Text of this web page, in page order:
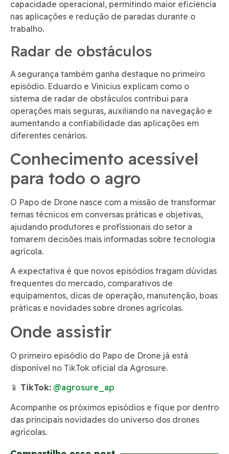
capacidade operacional, permitindo maior eficiência
nas aplicações e redução de paradas durante o
trabalho.
Radar de obstáculos
A segurança também ganha destaque no primeiro
episódio. Eduardo e Vinicius explicam como o
sistema de radar de obstáculos contribui para
operações mais seguras, auxiliando na navegação e
aumentando a confiabilidade das aplicações em
diferentes cenários.
Conhecimento acessível
para todo o agro
O Papo de Drone nasce com a missão de transformar
temas técnicos em conversas práticas e objetivas,
ajudando produtores e profissionais do setor a
tomarem decisões mais informadas sobre tecnologia
agrícola.
A expectativa é que novos episódios tragam dúvidas
frequentes do mercado, comparativos de
equipamentos, dicas de operação, manutenção, boas
práticas e novidades sobre drones agrícolas.
Onde assistir
O primeiro episódio do Papo de Drone já está
disponível no TikTok oficial da Agrosure.
📱 TikTok: @agrosure_ap
Acompanhe os próximos episódios e fique por dentro
das principais novidades do universo dos drones
agrícolas.